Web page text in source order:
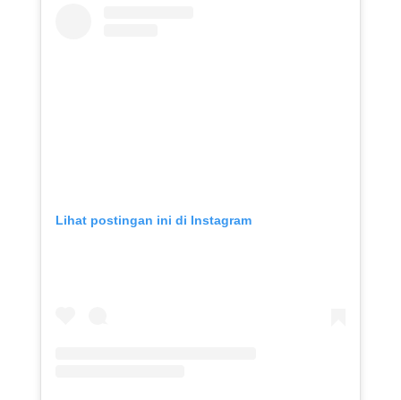
Lihat postingan ini di Instagram